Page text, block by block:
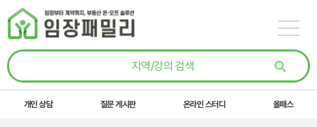
콘텐츠로
건너뛰기
개인 상담 질문 게시판 온라인 스터디 올패스